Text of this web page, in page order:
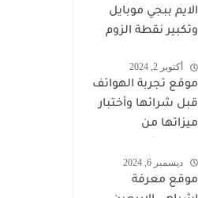
الايم ببجي موبايل
وتكبير نقطة الزوم
أكتوبر 2, 2024
موقع تجربة الهواتف
قبل شرائها وأختبار
ميزاتها من
ديسمبر 6, 2024
موقع معرفة